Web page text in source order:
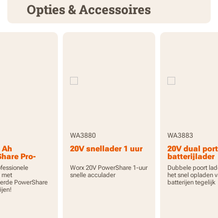
Opties & Accessoires
Ah
Pro-
hoge
en
met
PowerShare
WA3880
20V snellader 1 uur
Worx 20V PowerShare 1-uur
snelle acculader
WA3883
20V dual
batterijlader
Dubbele poort
het snel opladen
batterijen tegelijk